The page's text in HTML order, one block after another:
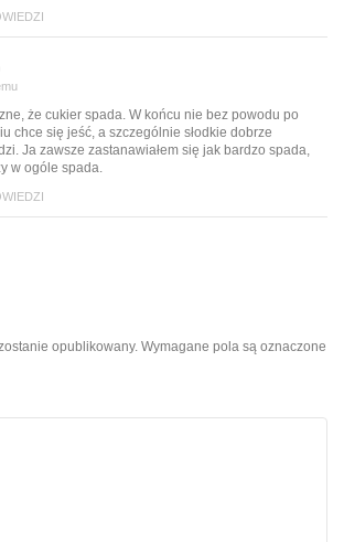
że cukier spada. W końcu nie bez powodu po
chce się jeść, a szczególnie słodkie dobrze
Ja zawsze zastanawiałem się jak bardzo spada,
w ogóle spada.
opublikowany. Wymagane pola są oznaczone